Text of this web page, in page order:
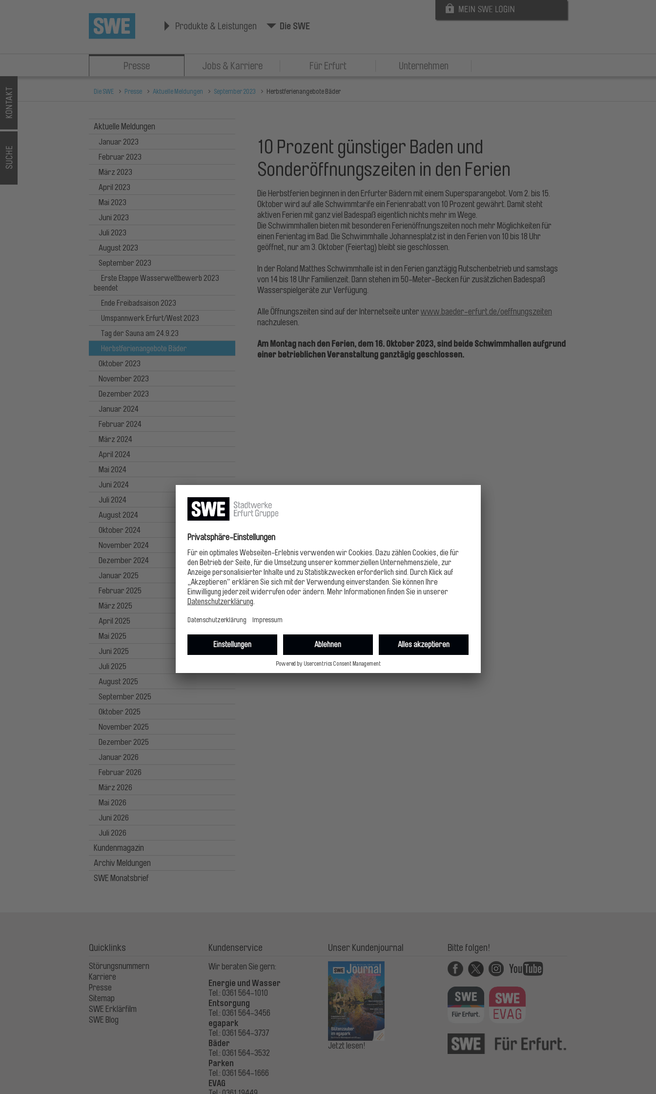
Produkte & Leistungen Die SWE
Presse Jobs & Karriere Für Erfurt Unternehmen
Die SWE Presse Aktuelle Meldungen September 2023 Herbstferienangebote Bäder
Aktuelle Meldungen
Januar 2023
Februar 2023
März 2023
April 2023
Mai 2023
Juni 2023
Juli 2023
August 2023
September 2023
Erste Etappe Wasserwettbewerb 2023
beendet
Ende Freibadsaison 2023
Umspannwerk Erfurt/West 2023
Tag der Sauna am 24.9.23
Herbstferienangebote Bäder
Oktober 2023
November 2023
Dezember 2023
Januar 2024
Februar 2024
März 2024
April 2024
Mai 2024
Juni 2024
Juli 2024
August 2024
Oktober 2024
November 2024
Dezember 2024
Januar 2025
Februar 2025
März 2025
April 2025
Mai 2025
Juni 2025
Juli 2025
August 2025
September 2025
Oktober 2025
November 2025
Dezember 2025
Januar 2026
Februar 2026
März 2026
Mai 2026
Juni 2026
Juli 2026
Kundenmagazin
Archiv Meldungen
SWE Monatsbrief
10 Prozent günstiger Baden und
Sonderöffnungszeiten in den Ferien
Die Herbstferien beginnen in den Erfurter Bädern mit einem Supersparangebot. Vom 2. bis 15.
Oktober wird auf alle Schwimmtarife ein Ferienrabatt von 10 Prozent gewährt. Damit steht
aktiven Ferien mit ganz viel Badespaß eigentlich nichts mehr im Wege.
Die Schwimmhallen bieten mit besonderen Ferienöffnungszeiten noch mehr Möglichkeiten für
einen Ferientag im Bad. Die Schwimmhalle Johannesplatz ist in den Ferien von 10 bis 18 Uhr
geöffnet, nur am 3. Oktober (Feiertag) bleibt sie geschlossen.
In der Roland Matthes Schwimmhalle ist in den Ferien ganztägig Rutschenbetrieb und samstags
von 14 bis 18 Uhr Familienzeit. Dann stehen im 50-Meter-Becken für zusätzlichen Badespaß
Wasserspielgeräte zur Verfügung.
Alle Öffnungszeiten sind auf der Internetseite unter www.baeder-erfurt.de/oeffnungszeiten
nachzulesen.
Am Montag nach den Ferien, dem 16. Oktober 2023, sind beide Schwimmhallen aufgrund
einer betrieblichen Veranstaltung ganztägig geschlossen.
Quicklinks
Störungsnummern
Karriere
Presse
Sitemap
SWE Erklärfilm
SWE Blog
Kundenservice
Wir beraten Sie gern:
Energie und Wasser
Tel.: 0361 564-1010
Entsorgung
Tel.: 0361 564-3456
egapark
Tel.: 0361 564-3737
Bäder
Tel.: 0361 564-3532
Parken
Tel.: 0361 564-1666
EVAG
Unser Kundenjournal
Jetzt lesen!
Bitte folgen!